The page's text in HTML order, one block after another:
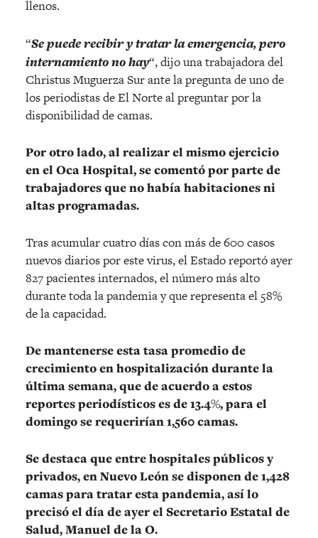
llenos.
“Se puede recibir y tratar la emergencia, pero
internamiento no hay“, dijo una trabajadora del
Christus Muguerza Sur ante la pregunta de uno de
los periodistas de El Norte al preguntar por la
disponibilidad de camas.
Por otro lado, al realizar el mismo ejercicio
en el Oca Hospital, se comentó por parte de
trabajadores que no había habitaciones ni
altas programadas.
Tras acumular cuatro días con más de 600 casos
nuevos diarios por este virus, el Estado reportó ayer
827 pacientes internados, el número más alto
durante toda la pandemia y que representa el 58%
de la capacidad.
De mantenerse esta tasa promedio de
crecimiento en hospitalización durante la
última semana, que de acuerdo a estos
reportes periodísticos es de 13.4%, para el
domingo se requerirían 1,560 camas.
Se destaca que entre hospitales públicos y
privados, en Nuevo León se disponen de 1,428
camas para tratar esta pandemia, así lo
precisó el día de ayer el Secretario Estatal de
Salud, Manuel de la O.